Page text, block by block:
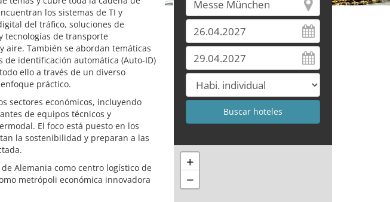
los sistemas de TI y
del tráfico, soluciones de
tecnologías de transporte
También se abordan temáticas
de identificación automática (Auto-ID)
ello a través de un diverso
práctico.
sectores económicos, incluyendo
de equipos técnicos y
El foco está puesto en los
la sostenibilidad y preparan a las
Alemania como centro logístico de
metrópoli económica innovadora
+
−